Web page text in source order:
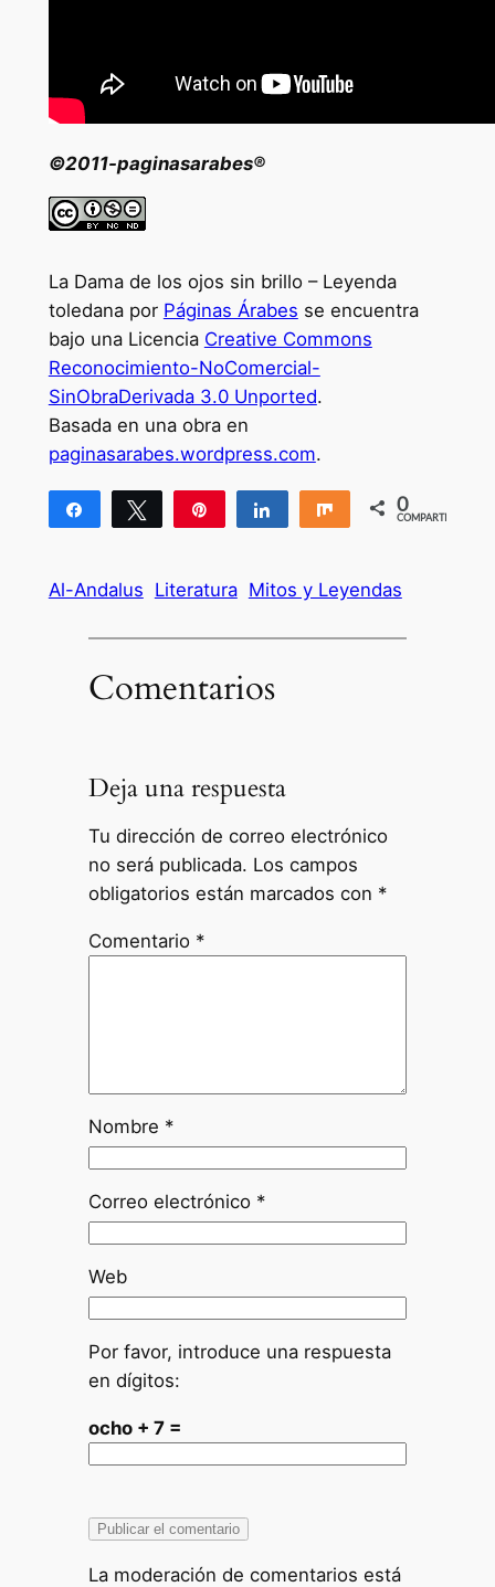
©2011-paginasarabes®
La Dama de los ojos sin brillo – Leyenda
toledana por Páginas Árabes se encuentra
bajo una Licencia Creative Commons
Reconocimiento-NoComercial-
SinObraDerivada 3.0 Unported.
Basada en una obra en
paginasarabes.wordpress.com.
Compartir Twittear Compartir Compartir
0
COMPARTIR
Al-Andalus Literatura Mitos y Leyendas
Comentarios
Deja una respuesta
Tu dirección de correo electrónico
no será publicada. Los campos
obligatorios están marcados con *
Comentario *
Nombre *
Correo electrónico *
Web
Por favor, introduce una respuesta
en dígitos:
ocho + 7 =
La moderación de comentarios está